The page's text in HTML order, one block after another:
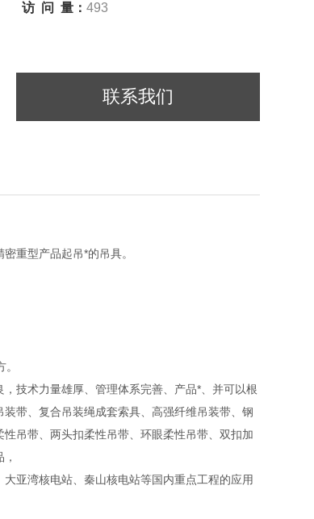
访 问 量：493
联系我们
重型产品起吊*的吊具。
技术力量雄厚、管理体系完善、产品*、并可以根
带、复合吊装绳成套索具、高强纤维吊装带、钢
吊带、两头扣柔性吊带、环眼柔性吊带、双扣加
亚湾核电站、秦山核电站等国内重点工程的应用